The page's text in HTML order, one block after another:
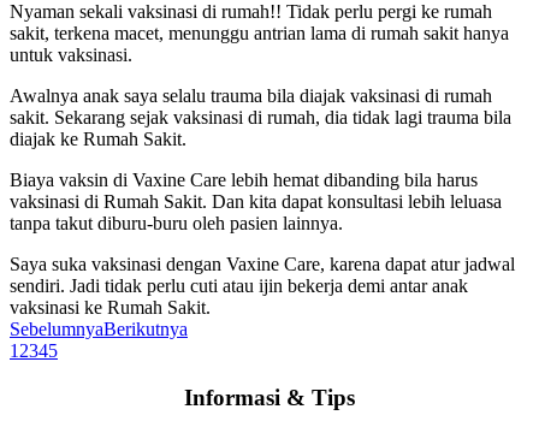
Nyaman sekali vaksinasi di rumah!! Tidak perlu pergi ke rumah
sakit, terkena macet, menunggu antrian lama di rumah sakit hanya
untuk vaksinasi.
Awalnya anak saya selalu trauma bila diajak vaksinasi di rumah
sakit. Sekarang sejak vaksinasi di rumah, dia tidak lagi trauma bila
diajak ke Rumah Sakit.
Biaya vaksin di Vaxine Care lebih hemat dibanding bila harus
vaksinasi di Rumah Sakit. Dan kita dapat konsultasi lebih leluasa
tanpa takut diburu-buru oleh pasien lainnya.
Saya suka vaksinasi dengan Vaxine Care, karena dapat atur jadwal
sendiri. Jadi tidak perlu cuti atau ijin bekerja demi antar anak
vaksinasi ke Rumah Sakit.
SebelumnyaBerikutnya
1 2345
Informasi & Tips